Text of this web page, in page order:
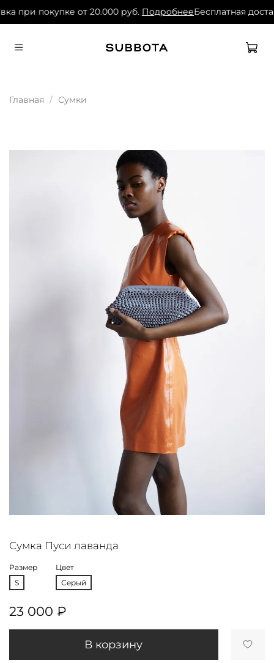
при покупке от 20.000 руб.ПодробнееБесплатная
Главная Сумки
Сумка Пуси лаванда
Размер
S
Цвет
Серый
23 000 ₽
В корзину